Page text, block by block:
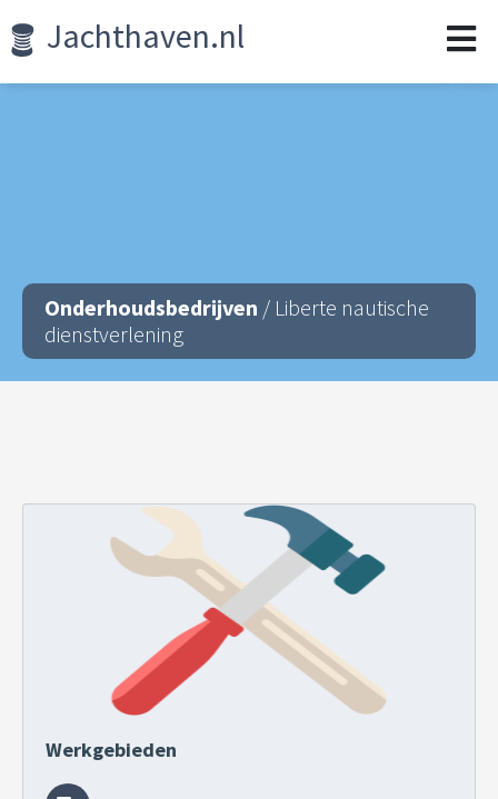
Jachthaven.nl
Onderhoudsbedrijven / Liberte nautische
dienstverlening
Werkgebieden